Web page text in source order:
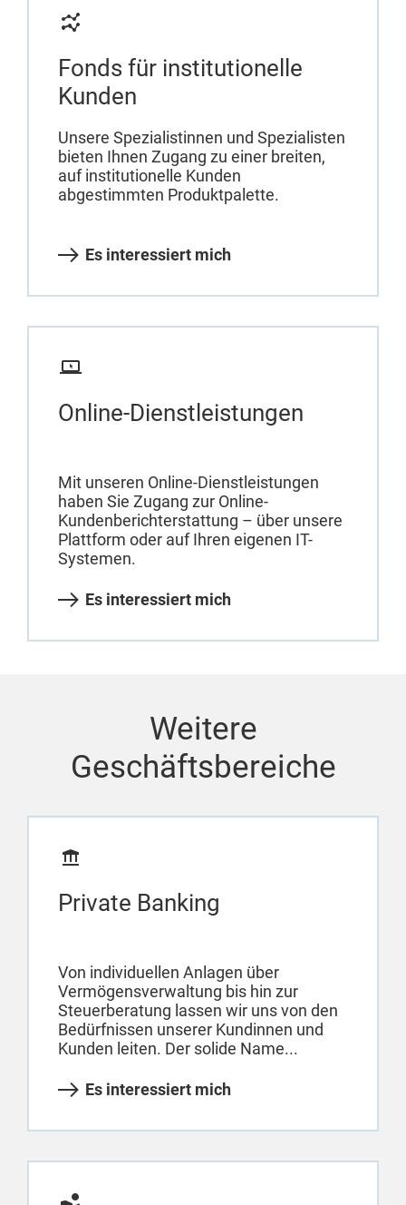
Fonds für institutionelle
Kunden
Unsere Spezialistinnen und Spezialisten
bieten Ihnen Zugang zu einer breiten,
auf institutionelle Kunden
abgestimmten Produktpalette.
Es interessiert mich
Online-Dienstleistungen
Mit unseren Online-Dienstleistungen
haben Sie Zugang zur Online-
Kundenberichterstattung – über unsere
Plattform oder auf Ihren eigenen IT-
Systemen.
Es interessiert mich
Weitere
Geschäftsbereiche
Private Banking
Von individuellen Anlagen über
Vermögensverwaltung bis hin zur
Steuerberatung lassen wir uns von den
Bedürfnissen unserer Kundinnen und
Kunden leiten. Der solide Name...
Es interessiert mich